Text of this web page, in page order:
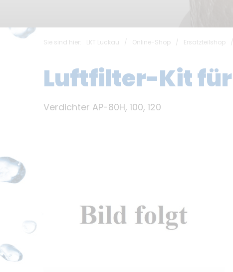
Sie sind hier: LKT Luckau / Online-Shop / Ersatzteilshop /
Luftfilter-Kit für
Verdichter AP-80H, 100, 120